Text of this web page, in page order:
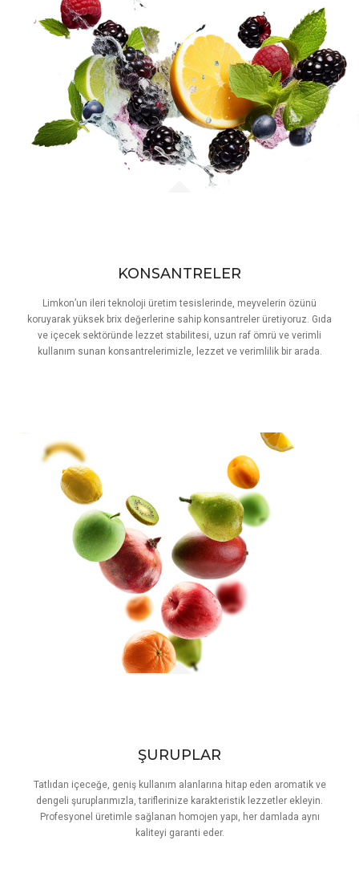
KONSANTRELER
Limkon’un ileri teknoloji üretim tesislerinde, meyvelerin özünü
koruyarak yüksek brix değerlerine sahip konsantreler üretiyoruz. Gıda
ve içecek sektöründe lezzet stabilitesi, uzun raf ömrü ve verimli
kullanım sunan konsantrelerimizle, lezzet ve verimlilik bir arada.
ŞURUPLAR
Tatlıdan içeceğe, geniş kullanım alanlarına hitap eden aromatik ve
dengeli şuruplarımızla, tariflerinize karakteristik lezzetler ekleyin.
Profesyonel üretimle sağlanan homojen yapı, her damlada aynı
kaliteyi garanti eder.